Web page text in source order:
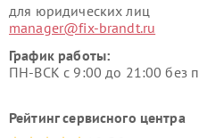
для юридических лиц
manager@fix-brandt.ru
График работы:
ПН-ВСК с 9:00 до 21:00 без
Рейтинг сервисного центра